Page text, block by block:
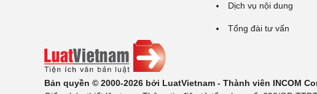
Dịch vụ nội dung
Tổng đài tư vấn
Bản quyền © 2000-2026 bởi LuatVietnam - Thành viên INCOM